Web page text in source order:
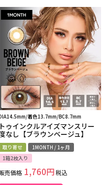
着色13.7mm/BC8.7mm
トゥインクルアイズマンスリー
なし【ブラウンベージュ】
取り寄せ
1MONTH / 1ヶ月
1箱2枚入り
売価格 1,760 税込